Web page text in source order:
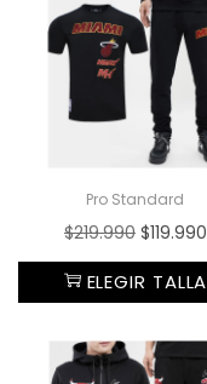
Pro Standard
$219.990 $119.990
ELEGIR TALLA